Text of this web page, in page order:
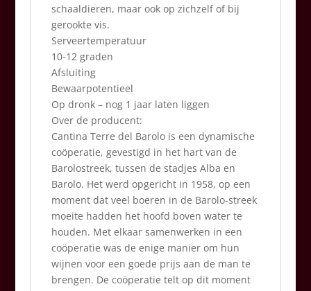
schaaldieren, maar ook op zichzelf of bij
gerookte vis.
Serveertemperatuur
10-12 graden
Afsluiting
Bewaarpotentieel
Op dronk – nog 1 jaar laten liggen
Over de producent:
Cantina Terre del Barolo is een dynamische
coöperatie, gevestigd in het hart van de
Barolostreek, tussen de stadjes Alba en
Barolo. Het werd opgericht in 1958, op een
moment dat veel boeren in de Barolo-streek
moeite hadden het hoofd boven water te
houden. Met elkaar samenwerken in een
coöperatie was de enige manier om hun
wijnen voor een goede prijs aan de man te
brengen. De coöperatie telt op dit moment